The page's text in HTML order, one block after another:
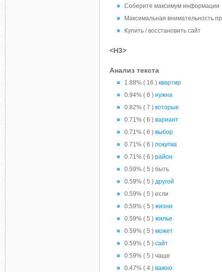
Соберите максимум информации
Максимальная внимательность
Купить / восстановить сайт
<H3>
Анализ текста
1.88% ( 16 ) квартир
0.94% ( 8 ) нужна
0.82% ( 7 ) которые
0.71% ( 6 ) вариант
0.71% ( 6 ) выбор
0.71% ( 6 ) покупка
0.71% ( 6 ) район
0.59% ( 5 ) быть
0.59% ( 5 ) другой
0.59% ( 5 ) если
0.59% ( 5 ) жизни
0.59% ( 5 ) жилье
0.59% ( 5 ) может
0.59% ( 5 ) сайт
0.59% ( 5 ) чаще
0.47% ( 4 ) важно